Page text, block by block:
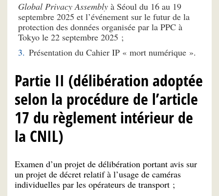
Global Privacy Assembly à Séoul du 16 au 19
septembre 2025 et l’événement sur le futur de la
protection des données organisée par la PPC à
Tokyo le 22 septembre 2025 ;
Présentation du Cahier IP « mort numérique ».
Partie II (délibération adoptée
selon la procédure de l’article
17 du règlement intérieur de
la CNIL)
Examen d’un projet de délibération portant avis sur
un projet de décret relatif à l’usage de caméras
individuelles par les opérateurs de transport ;